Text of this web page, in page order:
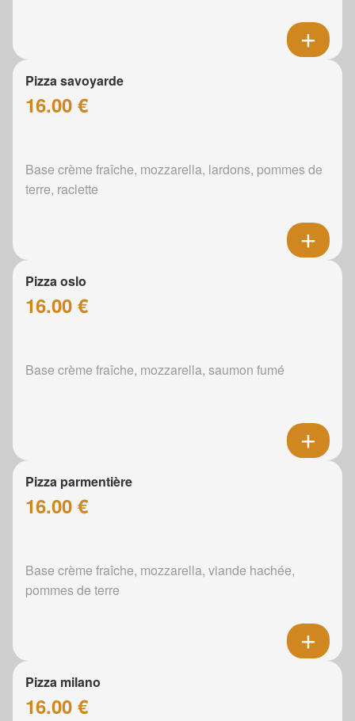
Pizza savoyarde
16.00 €
Base crème fraîche, mozzarella, lardons, pommes de
terre, raclette
Pizza oslo
16.00 €
Base crème fraîche, mozzarella, saumon fumé
Pizza parmentière
16.00 €
Base crème fraîche, mozzarella, viande hachée,
pommes de terre
Pizza milano
16.00 €